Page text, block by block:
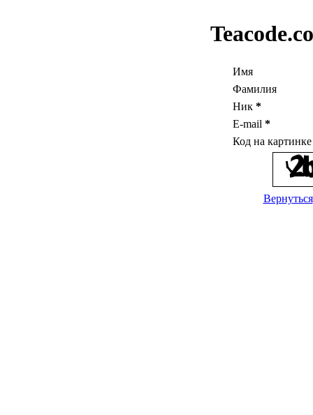
Имя
Фамилия
Ник *
E-mail *
Код на
Вернуться